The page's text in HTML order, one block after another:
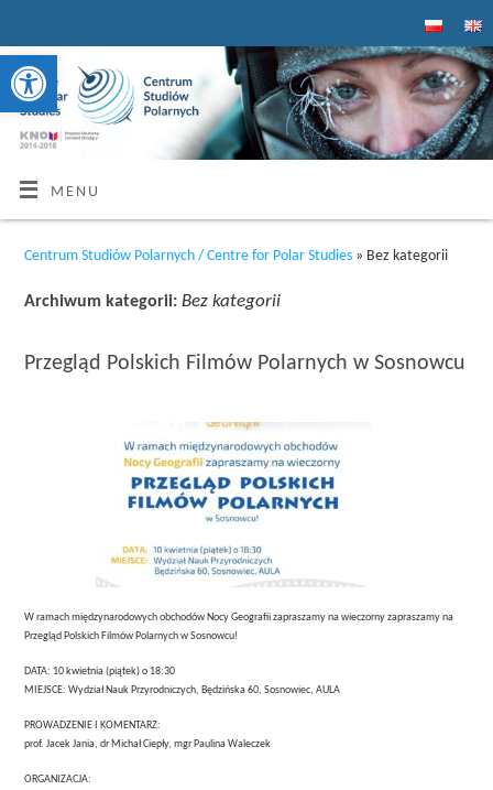
Otwórz pasek narzędzi
MENU
Centrum Studiów Polarnych / Centre for Polar Studies» Bez kategorii
Archiwum kategorii: Bez kategorii
Przegląd Polskich Filmów Polarnych w Sosnowcu
W ramach międzynarodowych obchodówNocy Geografiizapraszamy na wieczorny zapraszamy na
Przegląd Polskich Filmów Polarnych w Sosnowcu!
DATA: 10 kwietnia (piątek) o 18:30
MIEJSCE: Wydział Nauk Przyrodniczych, Będzińska 60, Sosnowiec, AULA
PROWADZENIE I KOMENTARZ:
prof. Jacek Jania, dr Michał Ciepły, mgr Paulina Waleczek
ORGANIZACJA: